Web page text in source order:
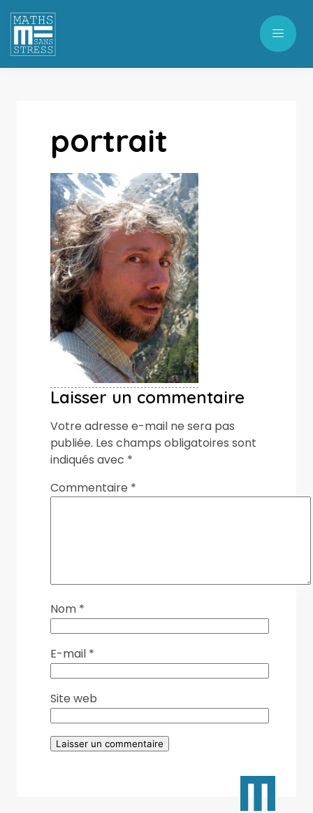
portrait
Laisser un commentaire
Votre adresse e-mail ne sera pas
publiée. Les champs obligatoires sont
indiqués avec *
Commentaire *
Nom *
E-mail *
Site web